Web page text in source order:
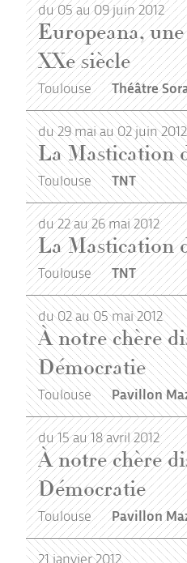
du 05 au 09 juin 2012
Europeana,
XXe siècle
Toulouse Théâtre
du 29 mai au 02 juin 2012
La Mastication
Toulouse TNT
du 22 au 26 mai 2012
La Mastication
Toulouse TNT
du 02 au 05 mai 2012
À notre chère
Démocratie
Toulouse Pavillon
du 15 au 18 avril 2012
À notre chère
Démocratie
Toulouse Pavillon
21 janvier2012